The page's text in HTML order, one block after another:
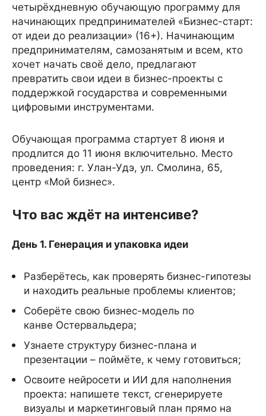
четырёхдневную обучающую программу для
начинающих предпринимателей «Бизнес-старт:
от идеи до реализации» (16+). Начинающим
предпринимателям, самозанятым и всем, кто
хочет начать своё дело, предлагают
превратить свои идеи в бизнес-проекты с
поддержкой государства и современными
цифровыми инструментами.
Обучающая программа стартует 8 июня и
продлится до 11 июня включительно. Место
проведения: г. Улан-Удэ, ул. Смолина, 65,
центр «Мой бизнес».
Что вас ждёт на интенсиве?
День 1. Генерация и упаковка идеи
Разберётесь, как проверять бизнес-гипотезы
и находить реальные проблемы клиентов;
Соберёте свою бизнес-модель по
канве Остервальдера;
Узнаете структуру бизнес-плана и
презентации – поймёте, к чему готовиться;
Освоите нейросети и ИИ для наполнения
проекта: напишете текст, сгенерируете
визуалы и маркетинговый план прямо на